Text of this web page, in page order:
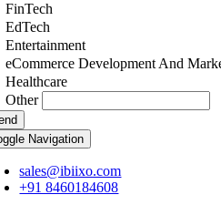
FinTech
EdTech
Entertainment
eCommerce Development And
Healthcare
Other
Navigation
sales@ibiixo.com
+91 8460184608